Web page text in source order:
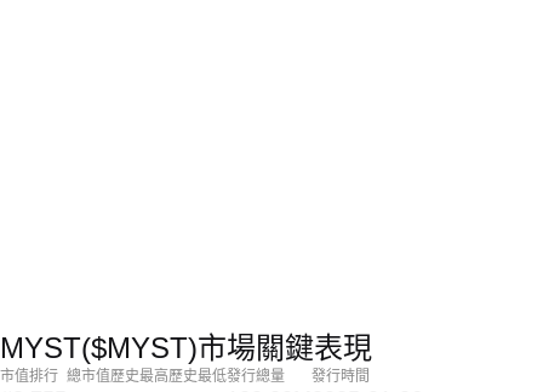
MYST($MYST)市場關鍵表現
市值排行 總市值歷史最高歷史最低發行總量 發行時間